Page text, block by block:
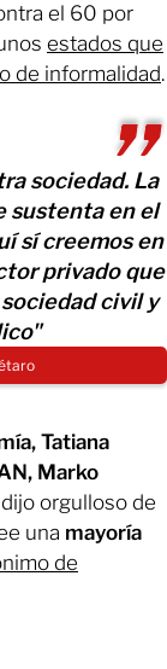
el 60 por
estados que
de informalidad.
sociedad. La
sustenta en el
sí creemos en
privado que
civil y
Tatiana
Marko
orgulloso de
una mayoría
de